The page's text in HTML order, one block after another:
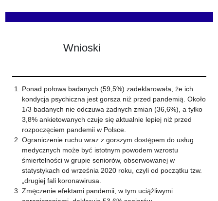
Wnioski
Ponad połowa badanych (59,5%) zadeklarowała, że ich
kondycja psychiczna jest gorsza niż przed pandemią. Około
1/3 badanych nie odczuwa żadnych zmian (36,6%), a tylko
3,8% ankietowanych czuje się aktualnie lepiej niż przed
rozpoczęciem pandemii w Polsce.
Ograniczenie ruchu wraz z gorszym dostępem do usług
medycznych może być istotnym powodem wzrostu
śmiertelności w grupie seniorów, obserwowanej w
statystykach od września 2020 roku, czyli od początku tzw.
„drugiej fali koronawirusa.
Zmęczenie efektami pandemii, w tym uciążliwymi